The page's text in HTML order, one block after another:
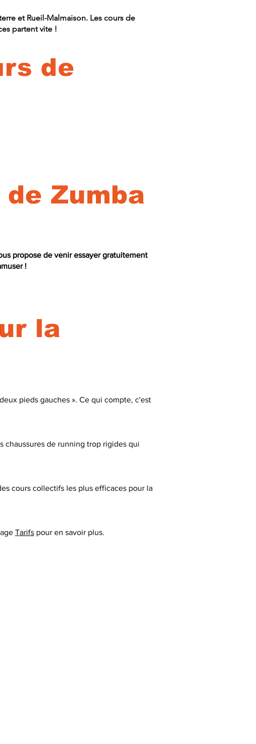
et Rueil-Malmaison. Les cours de
partent vite !
de
Zumba
propose de venir essayer gratuitement
!
la
pieds gauches ». Ce qui compte, c'est
chaussures de running trop rigides qui
cours collectifs les plus efficaces pour la
Tarifs pour en savoir plus.